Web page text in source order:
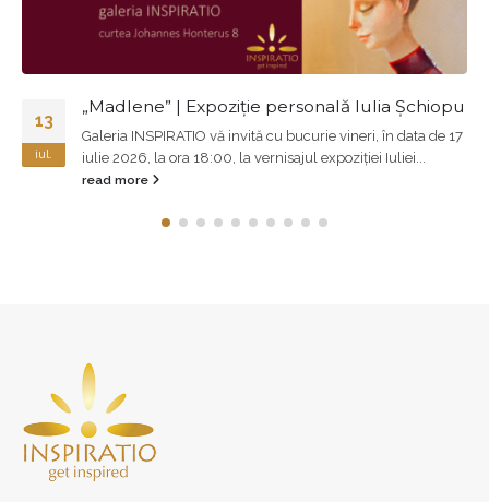
Iulia Șchiopu
vineri, în data de 17
Iuliei...
ian.
Braşovul în imagini
,,Lucrările sunt născute din dragoste
casele lui vechi, pentru oamenii săi și